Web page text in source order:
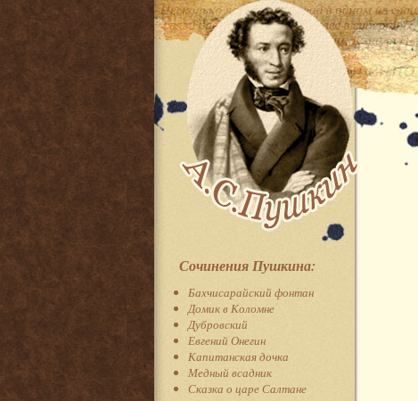
Сочинения Пушкина:
Бахчисарайский фонтан
Домик в Коломне
Дубровский
Евгений Онегин
Капитанская дочка
Медный всадник
Сказка о царе Салтане